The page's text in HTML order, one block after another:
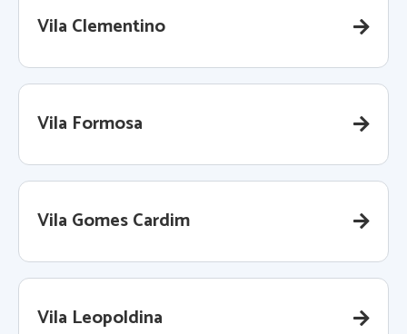
Vila Clementino
Vila Formosa
Vila Gomes Cardim
Vila Leopoldina